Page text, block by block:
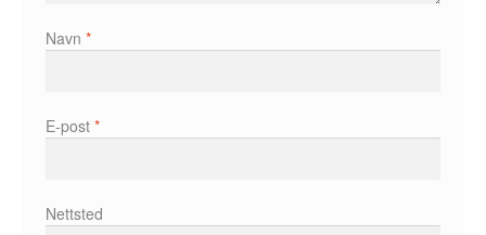
Flu Hartberg
Navn*
E-post*
Nettsted